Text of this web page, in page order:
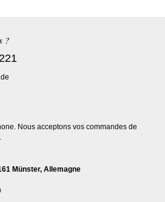
?
Nous acceptons vos commandes de
Münster, Allemagne